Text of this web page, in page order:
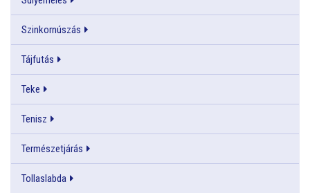
Szinkornúszás
Tájfutás
Teke
Tenisz
Természetjárás
Tollaslabda